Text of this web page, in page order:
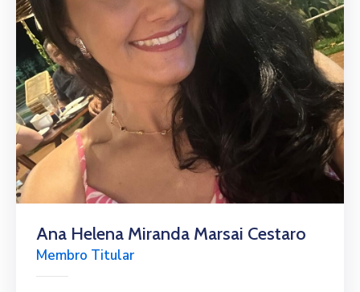
Ana Helena Miranda Marsai Cestaro
Membro Titular